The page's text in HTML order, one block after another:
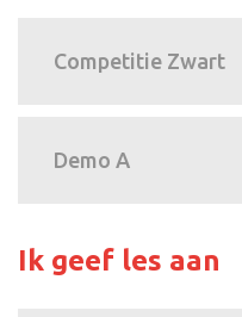
Competitie Zwart
Demo A
Ik geef les aan